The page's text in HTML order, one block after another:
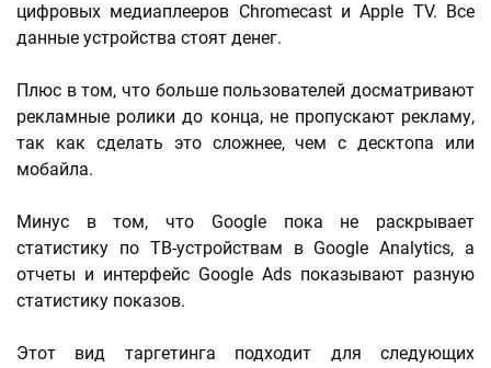
цифровых медиаплееров Chromecast и Apple TV. Все
данные устройства стоят денег.
Плюс в том, что больше пользователей досматривают
рекламные ролики до конца, не пропускают рекламу,
так как сделать это сложнее, чем с десктопа или
мобайла.
Минус в том, что Google пока не раскрывает
статистику по ТВ-устройствам в Google Analytics, а
отчеты и интерфейс Google Ads показывают разную
статистику показов.
Этот вид таргетинга подходит для следующих